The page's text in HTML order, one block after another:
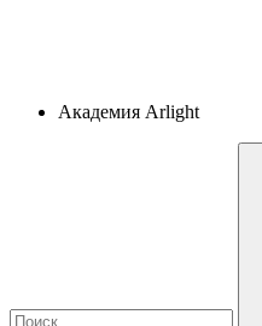
Академия Arlight